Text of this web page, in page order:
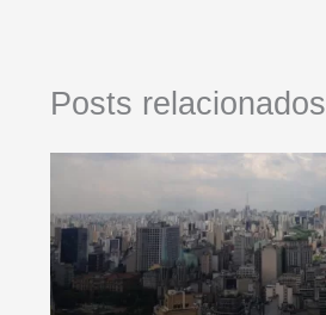
Posts relacionados